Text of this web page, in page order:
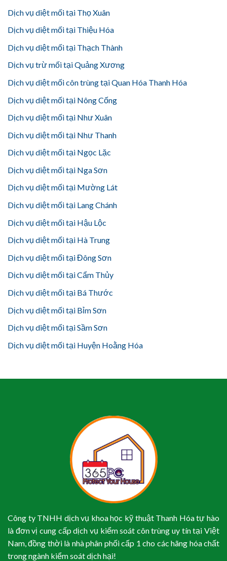
Dịch vụ diệt mối tại Thọ Xuân
Dịch vụ diệt mối tại Thiệu Hóa
Dịch vụ diệt mối tại Thạch Thành
Dịch vụ trừ mối tại Quảng Xương
Dịch vụ diệt mối côn trùng tại Quan Hóa Thanh Hóa
Dịch vụ diệt mối tại Nông Cống
Dịch vụ diệt mối tại Như Xuân
Dịch vụ diệt mối tại Như Thanh
Dịch vụ diệt mối tại Ngọc Lặc
Dịch vụ diệt mối tại Nga Sơn
Dịch vụ diệt mối tại Mường Lát
Dịch vụ diệt mối tại Lang Chánh
Dịch vụ diệt mối tại Hậu Lộc
Dịch vụ diệt mối tại Hà Trung
Dịch vụ diệt mối tại Đông Sơn
Dịch vụ diệt mối tại Cẩm Thủy
Dịch vụ diệt mối tại Bá Thước
Dịch vụ diệt mối tại Bỉm Sơn
Dịch vụ diệt mối tại Sầm Sơn
Dịch vụ diệt mối tại Huyện Hoằng Hóa
Công ty TNHH dịch vụ khoa học kỹ thuật Thanh Hóa tự hào
là đơn vị cung cấp dịch vụ kiểm soát côn trùng uy tín tại Việt
Nam, đồng thời là nhà phân phối cấp 1 cho các hãng hóa chất
trong ngành kiểm soát dịch hại!